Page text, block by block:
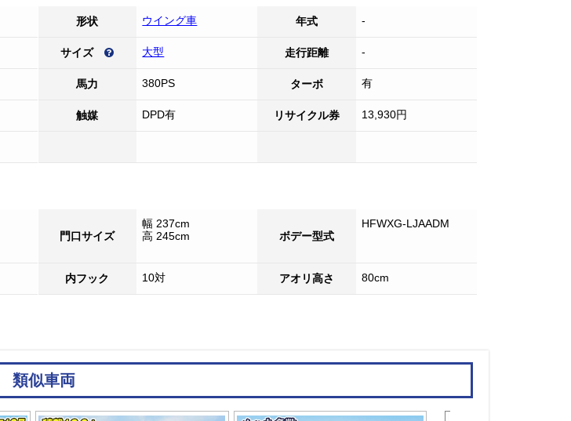
形状 ウイング車 年式 -
サイズ 大型 走行距離 -
馬力 380PS ターボ 有
触媒 DPD有 リサイクル券 13,930円
門口サイズ
幅 237cm
高 245cm
ボデー型式
HFWXG-LJAADM
内フック 10対 アオリ高さ 80cm
類似車両